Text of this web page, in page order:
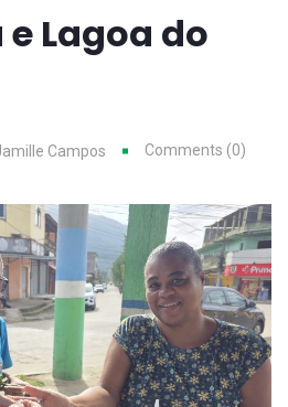
Lagoa do
Campos Comments (0)